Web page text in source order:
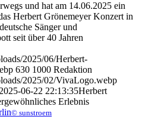
und hat am 14.06.2025 ein
Herbert Grönemeyer Konzert in
Sänger und
seit über 40 Jahren
2025/06/Herbert-
630 1000 Redaktion
2025/02/VivaLogo.webp
2025-06-22 22:13:35Herbert
Erlebnis
© sunstroem